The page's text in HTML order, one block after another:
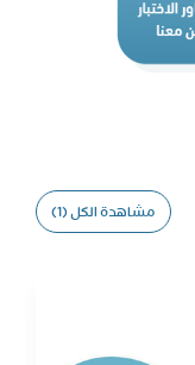
مشاهدة الكل (1)